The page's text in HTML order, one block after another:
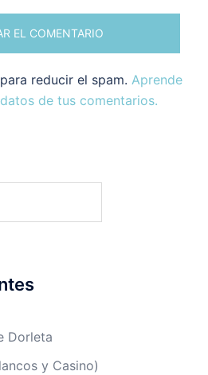
reducir el spam. Aprende
de tus comentarios.
Dorleta
y Casino)